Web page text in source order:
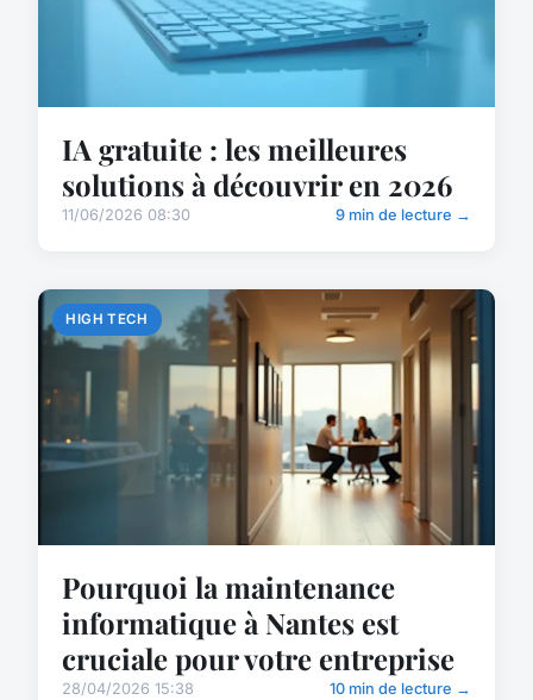
IA gratuite : les meilleures
solutions à découvrir en 2026
11/06/2026 08:30 9 min de lecture →
HIGH TECH
Pourquoi la maintenance
informatique à Nantes est
cruciale pour votre entreprise
28/04/2026 15:38 10 min de lecture →